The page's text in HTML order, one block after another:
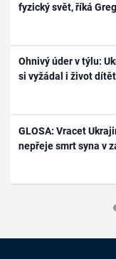
fyzický svět, říká
Ohnivý úder v týlu:
si vyžádal i život
GLOSA: Vracet
nepřeje smrt syna v